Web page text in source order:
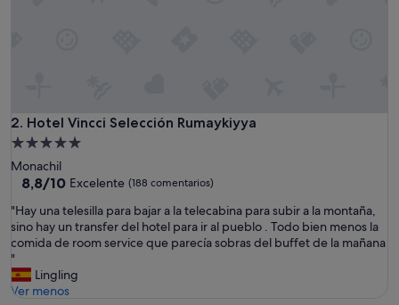
2. Hotel Vincci Selección Rumaykiyya
Hotel Vincci Selección Rumaykiyya
Alojamiento
de
5.0 estrellas
Monachil
8.8
10,
Excelente,
(188 comentarios)
8,8/10 Excelente (188 comentarios)
"
H
a
y
u
n
"Hay una telesilla para bajar a la telecabina para subir a la montaña,
sino hay un transfer del hotel para ir al pueblo . Todo bien menos la
comida de room service que parecía sobras del buffet de la mañana
"
Lingling
Ver menos